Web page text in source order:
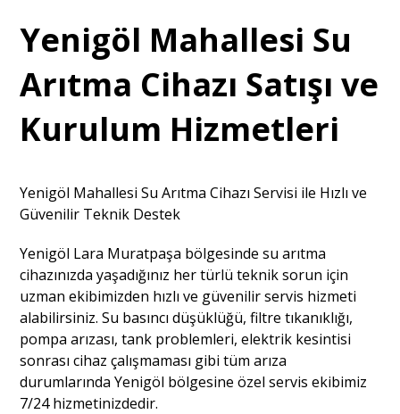
Yenigöl Mahallesi Su
Arıtma Cihazı Satışı ve
Kurulum Hizmetleri
Yenigöl Mahallesi Su Arıtma Cihazı Servisi ile Hızlı ve
Güvenilir Teknik Destek
Yenigöl Lara Muratpaşa bölgesinde su arıtma
cihazınızda yaşadığınız her türlü teknik sorun için
uzman ekibimizden hızlı ve güvenilir servis hizmeti
alabilirsiniz. Su basıncı düşüklüğü, filtre tıkanıklığı,
pompa arızası, tank problemleri, elektrik kesintisi
sonrası cihaz çalışmaması gibi tüm arıza
durumlarında Yenigöl bölgesine özel servis ekibimiz
7/24 hizmetinizdedir.